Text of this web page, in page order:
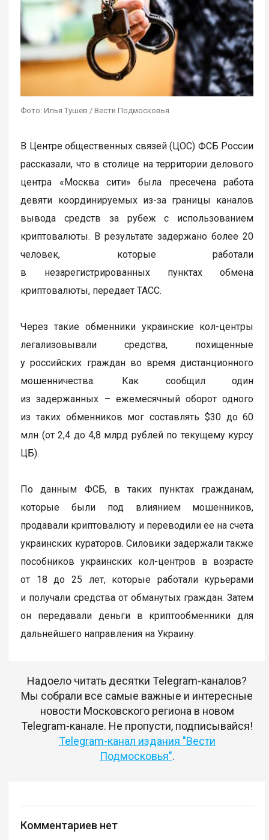
Фото: Илья Тушев / Вести Подмосковья
В Центре общественных связей (ЦОС) ФСБ России
рассказали, что в столице на территории делового
центра «Москва сити» была пресечена работа
девяти координируемых из-за границы каналов
вывода средств за рубеж с использованием
криптовалюты. В результате задержано более 20
человек, которые работали
в незарегистрированных пунктах обмена
криптовалюты, передает ТАСС.
Через такие обменники украинские кол-центры
легализовывали средства, похищенные
у российских граждан во время дистанционного
мошенничества. Как сообщил один
из задержанных – ежемесячный оборот одного
из таких обменников мог составлять $30 до 60
млн (от 2,4 до 4,8 млрд рублей по текущему курсу
ЦБ).
По данным ФСБ, в таких пунктах гражданам,
которые были под влиянием мошенников,
продавали криптовалюту и переводили ее на счета
украинских кураторов. Силовики задержали также
пособников украинских кол-центров в возрасте
от 18 до 25 лет, которые работали курьерами
и получали средства от обманутых граждан. Затем
он передавали деньги в криптообменники для
дальнейшего направления на Украину.
Надоело читать десятки Telegram-каналов?
Мы собрали все самые важные и интересные
новости Московского региона в новом
Telegram-канале. Не пропусти, подписывайся!
Telegram-канал издания "Вести
Подмосковья".
Комментариев нет